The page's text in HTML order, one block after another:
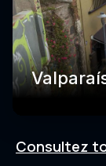
Consultez